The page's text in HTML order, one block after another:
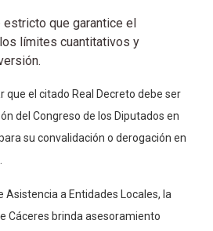
estricto que garantice el
límites cuantitativos y
que el citado Real Decreto debe ser
del Congreso de los Diputados en
su convalidación o derogación en
Asistencia a Entidades Locales, la
Cáceres brinda asesoramiento